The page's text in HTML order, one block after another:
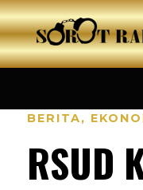
BERITA,
RSUD